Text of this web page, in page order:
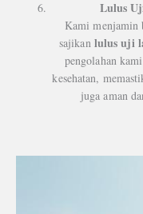
Lulus
Kami menjamin
sajikan lulus uji
pengolahan
kesehatan,
juga aman